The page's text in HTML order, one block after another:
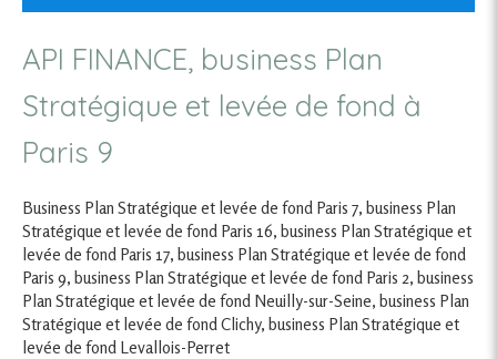
API FINANCE, business Plan
Stratégique et levée de fond à
Paris 9
Business Plan Stratégique et levée de fond Paris 7, business Plan
Stratégique et levée de fond Paris 16, business Plan Stratégique et
levée de fond Paris 17, business Plan Stratégique et levée de fond
Paris 9, business Plan Stratégique et levée de fond Paris 2, business
Plan Stratégique et levée de fond Neuilly-sur-Seine, business Plan
Stratégique et levée de fond Clichy, business Plan Stratégique et
levée de fond Levallois-Perret